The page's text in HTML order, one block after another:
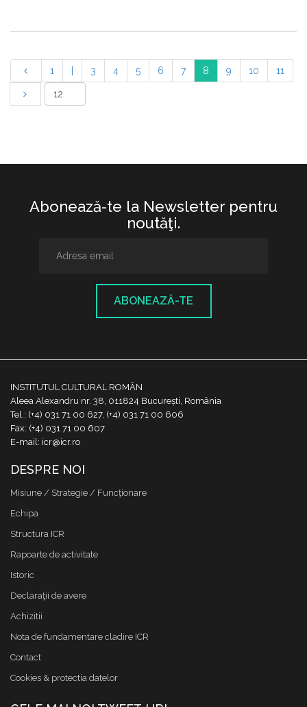
1 3 4 5 6 7 8 9 10 11
Abonează-te la Newsletter pentru
noutăţi.
ABONEAZĂ-TE
INSTITUTUL CULTURAL ROMÂN
Aleea Alexandru nr. 38, 011824 București, România
Tel.: (+4) 031 71 00 627, (+4) 031 71 00 606
Fax: (+4) 031 71 00 607
E-mail: icr@icr.ro
DESPRE NOI
Misiune / Strategie / Funcţionare
Echipa
Structura ICR
Rapoarte de activitate
Istoric
Declaraţii de avere
Achizitii
Nota de fundamentare cladire ICR
Contact
Cookies & protectia datelor